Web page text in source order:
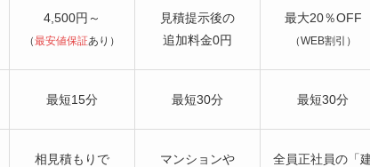
4,500円～
（最安値保証あり）
見積提示後の
追加料金0円
最大20％OFF
（WEB割引）
最短15分 最短30分 最短30分
相見積もりで
マンションや
全員正社員の「